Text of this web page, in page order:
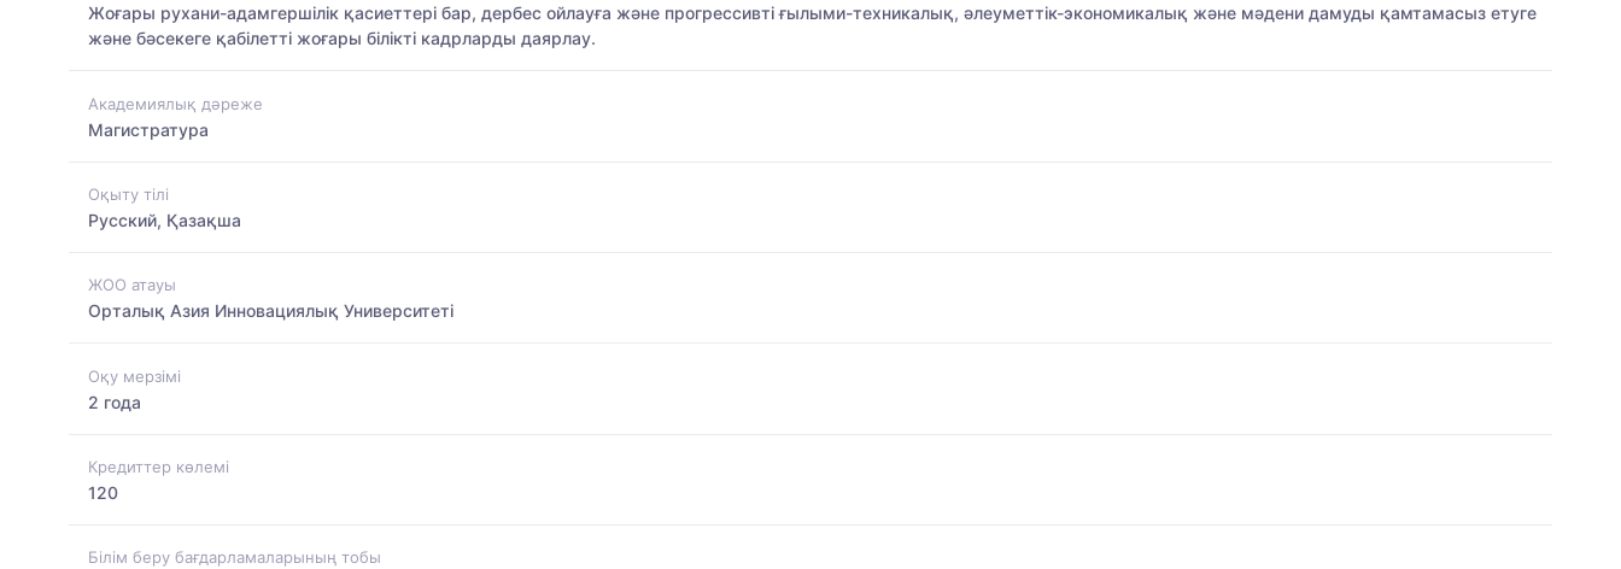
Жоғары рухани-адамгершілік қасиеттері бар, дербес ойлауға және прогрессивті ғылыми-техникалық, әлеуметтік-экономикалық және мәдени дамуды қамтамасыз етуге
және бәсекеге қабілетті жоғары білікті кадрларды даярлау.
Академиялық дәреже
Магистратура
Оқыту тілі
Русский, Қазақша
ЖОО атауы
Орталық Азия Инновациялық Университеті
Оқу мерзімі
2 года
Кредиттер көлемі
120
Білім беру бағдарламаларының тобы